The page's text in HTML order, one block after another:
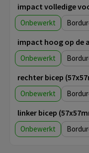
impact volledige
Onbewerkt
impact hoog op de
Onbewerkt
rechter bicep
Onbewerkt
linker bicep
Onbewerkt